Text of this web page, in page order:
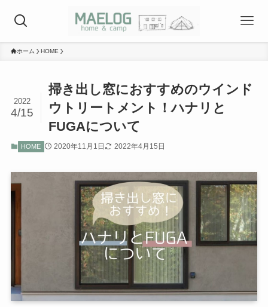
ホーム HOME
掃き出し窓におすすめのウインド
ウトリートメント！ハナリと
FUGAについて
2022
4/15
HOME 2020年11月1日 2022年4月15日